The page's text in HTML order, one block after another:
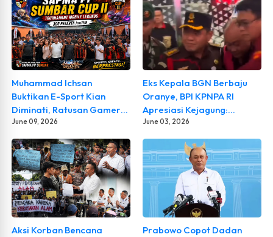
Muhammad Ichsan
Buktikan E-Sport Kian
Diminati, Ratusan Gamer
Padati SAPMA PP Sumbar
Cup II
June 09, 2026
Eks Kepala BGN Berbaju
Oranye, BPI KPNPA RI
Apresiasi Kejagung:
Bongkar Semua Aktor
Korupsi Sampai ke Akar!
June 03, 2026
Aksi Korban Bencana
Prabowo Copot Dadan